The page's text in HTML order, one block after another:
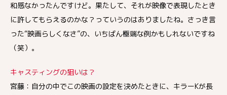
和感なかったんですけど。果たして、それが映像で表現したとき
に許してもらえるのかな？っていうのはありましたね。さっき言
った“映画らしくなさ”の、いちばん極端な例かもしれないですね
（笑）。
キャスティングの狙いは？
宮藤：自分の中でこの映画の設定を決めたときに、キラーKが長